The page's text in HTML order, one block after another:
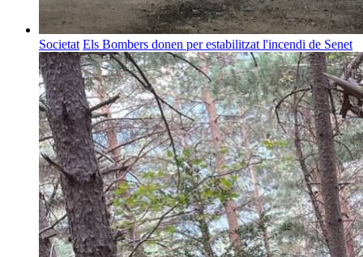
Societat Els Bombers donen per estabilitzat l'incendi de Senet